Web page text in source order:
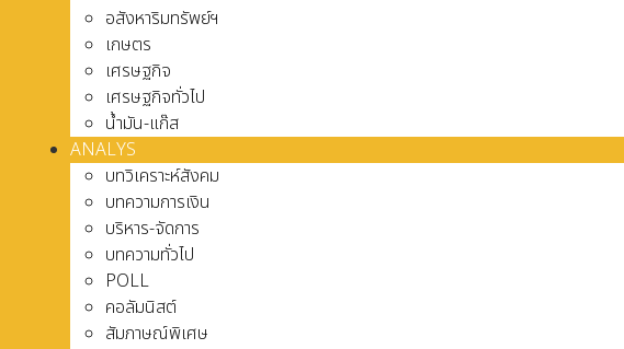
อสังหาริมทรัพย์ฯ
เกษตร
เศรษฐกิจ
เศรษฐกิจทั่วไป
น้ำมัน-แก๊ส
ANALYS
บทวิเคราะห์สังคม
บทความการเงิน
บริหาร-จัดการ
บทความทั่วไป
POLL
คอลัมนิสต์
สัมภาษณ์พิเศษ